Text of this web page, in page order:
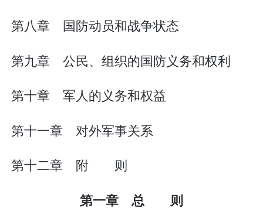
第八章 国防动员和战争状态
第九章 公民、组织的国防义务和权利
第十章 军人的义务和权益
第十一章 对外军事关系
第十二章 附 则
第一章 总 则